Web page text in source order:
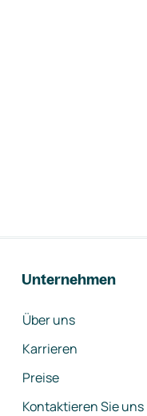
Unternehmen
Über uns
Karrieren
Preise
Kontaktieren Sie uns